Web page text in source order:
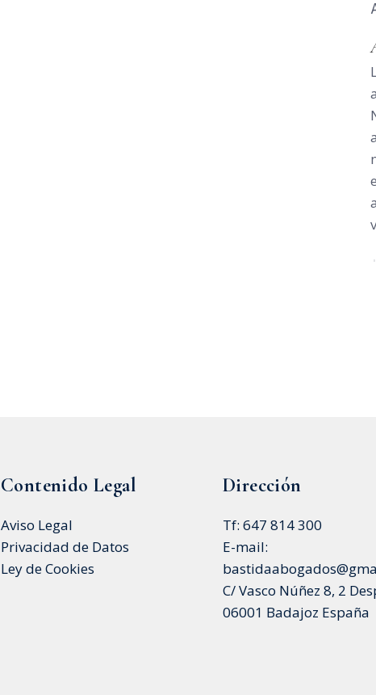
Contenido Legal
Aviso Legal
Privacidad de Datos
Ley de Cookies
Dirección
Tf: 647 814 300
E-mail:
C/ Vasco Núñez 8, 2
06001 Badajoz España